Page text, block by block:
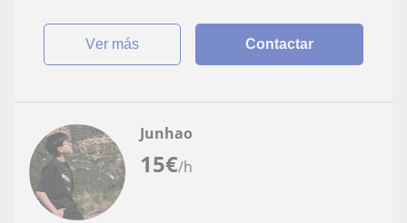
ver más Contactar
15€/h
Junhao